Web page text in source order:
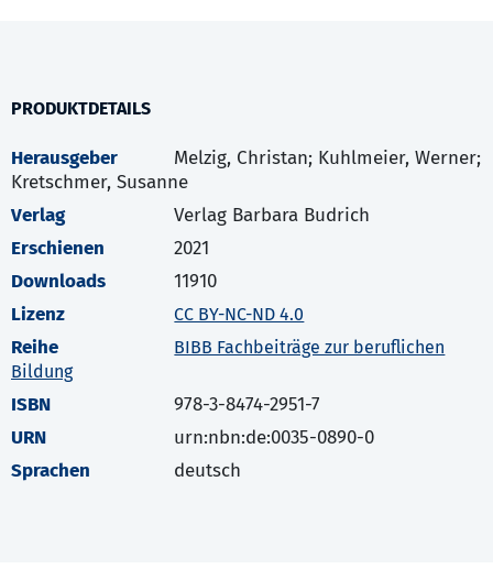
PRODUKTDETAILS
Herausgeber
Melzig, Christan; Kuhlmeier, Werner;
Kretschmer, Susanne
Verlag
Verlag Barbara Budrich
Erschienen
2021
Downloads
11910
Lizenz
CC BY-NC-ND 4.0
Reihe
BIBB Fachbeiträge zur beruflichen
Bildung
ISBN
978-3-8474-2951-7
URN
urn:nbn:de:0035-0890-0
Sprachen
deutsch